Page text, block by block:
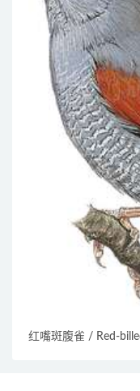
红嘴斑腹雀 / Red-